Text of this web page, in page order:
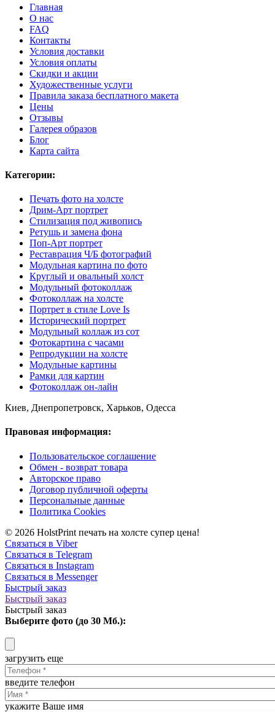
Главная
О нас
FAQ
Контакты
Условия доставки
Условия оплаты
Скидки и акции
Художественные услуги
Правила заказа бесплатного макета
Цены
Отзывы
Галерея образов
Блог
Карта сайта
Категории:
Печать фото на холсте
Дрим-Арт портрет
Стилизация под живопись
Ретушь и замена фона
Поп-Арт портрет
Реставрация Ч/Б фотографий
Модульная картина по фото
Круглый и овальный холст
Модульный фотоколлаж
Фотоколлаж на холсте
Портрет в стиле Love Is
Исторический портрет
Модульный коллаж из сот
Фотокартина с часами
Репродукции на холсте
Модульные картины
Рамки для картин
Фотоколлаж он-лайн
Киев, Днепропетровск, Харьков, Одесса
Правовая информация:
Пользовательское соглашение
Обмен - возврат товара
Авторское право
Договор публичной оферты
Персональные данные
Политика Cookies
© 2026 HolstPrint печать на холсте супер цена!
Связаться в Viber
Связаться в Telegram
Связаться в Instagram
Связаться в Messenger
Быстрый заказ
Быстрый заказ
Быстрый заказ
Выберите фото (до 30 Мб.):
загрузить еще
введите телефон
укажите Ваше имя